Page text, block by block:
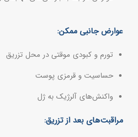
عوارض جانبی ممکن:
تورم و کبودی موقتی در محل تزریق
حساسیت و قرمزی پوست
واکنش‌های آلرژیک به ژل
مراقبت‌های بعد از تزریق: